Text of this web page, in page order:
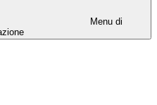
Menu di